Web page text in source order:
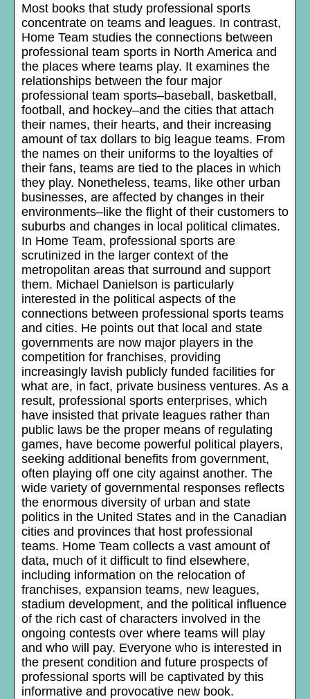
Most books that study professional sports
concentrate on teams and leagues. In contrast,
Home Team studies the connections between
professional team sports in North America and
the places where teams play. It examines the
relationships between the four major
professional team sports–baseball, basketball,
football, and hockey–and the cities that attach
their names, their hearts, and their increasing
amount of tax dollars to big league teams. From
the names on their uniforms to the loyalties of
their fans, teams are tied to the places in which
they play. Nonetheless, teams, like other urban
businesses, are affected by changes in their
environments–like the flight of their customers to
suburbs and changes in local political climates.
In Home Team, professional sports are
scrutinized in the larger context of the
metropolitan areas that surround and support
them. Michael Danielson is particularly
interested in the political aspects of the
connections between professional sports teams
and cities. He points out that local and state
governments are now major players in the
competition for franchises, providing
increasingly lavish publicly funded facilities for
what are, in fact, private business ventures. As a
result, professional sports enterprises, which
have insisted that private leagues rather than
public laws be the proper means of regulating
games, have become powerful political players,
seeking additional benefits from government,
often playing off one city against another. The
wide variety of governmental responses reflects
the enormous diversity of urban and state
politics in the United States and in the Canadian
cities and provinces that host professional
teams. Home Team collects a vast amount of
data, much of it difficult to find elsewhere,
including information on the relocation of
franchises, expansion teams, new leagues,
stadium development, and the political influence
of the rich cast of characters involved in the
ongoing contests over where teams will play
and who will pay. Everyone who is interested in
the present condition and future prospects of
professional sports will be captivated by this
informative and provocative new book.